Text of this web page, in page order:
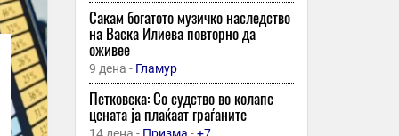
ДЕНОТ КОГА ИСЧЕЗНА ХИРОШИМА -
Зошто Труман ја фрли „Little Boy“
кога Јапонија веќе беше на колена?
8 минути -Вечер
Македонскиот национален совет во
Србија: Споменикот „Мајка
Македонија“ не е политичка
Сакам богатото музичко наследство
на Васка Илиева повторно да
оживее
9 дена - Гламур
Петковска: Со судство во колапс
цената ја плаќаат граѓаните